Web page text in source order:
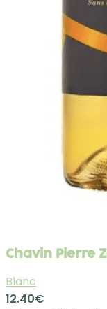
Chavin Pierre
Blanc
12.40€